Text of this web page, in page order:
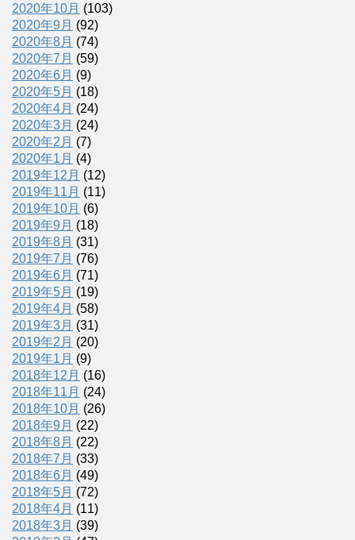
2020年10月 (103)
2020年9月 (92)
2020年8月 (74)
2020年7月 (59)
2020年6月 (9)
2020年5月 (18)
2020年4月 (24)
2020年3月 (24)
2020年2月 (7)
2020年1月 (4)
2019年12月 (12)
2019年11月 (11)
2019年10月 (6)
2019年9月 (18)
2019年8月 (31)
2019年7月 (76)
2019年6月 (71)
2019年5月 (19)
2019年4月 (58)
2019年3月 (31)
2019年2月 (20)
2019年1月 (9)
2018年12月 (16)
2018年11月 (24)
2018年10月 (26)
2018年9月 (22)
2018年8月 (22)
2018年7月 (33)
2018年6月 (49)
2018年5月 (72)
2018年4月 (11)
2018年3月 (39)